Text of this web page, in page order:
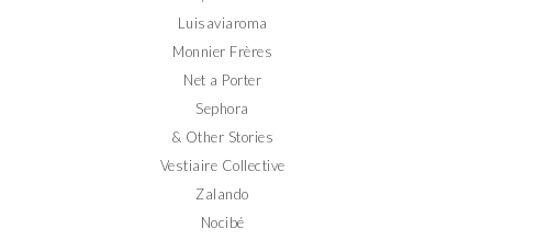
Luisaviaroma
Monnier Frères
Net a Porter
Sephora
& Other Stories
Vestiaire Collective
Zalando
Nocibé